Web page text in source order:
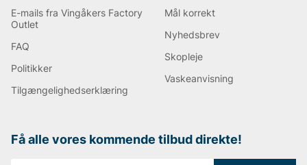
E-mails fra Vingåkers Factory
Outlet
FAQ
Politikker
Tilgængelighedserklæring
Mål korrekt
Nyhedsbrev
Skopleje
Vaskeanvisning
Få alle vores kommende tilbud direkte!